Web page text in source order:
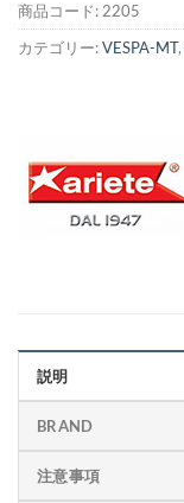
商品コード:2205
カテゴリー:VESPA-MT,
説明
BRAND
注意事項